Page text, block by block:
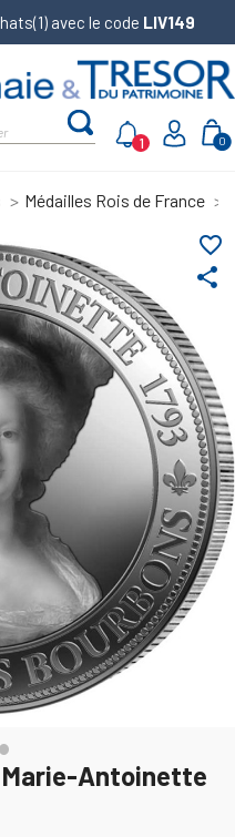
avec le code LIV149
0
1
Médailles Rois de France
share
favorite_border
Antoinette